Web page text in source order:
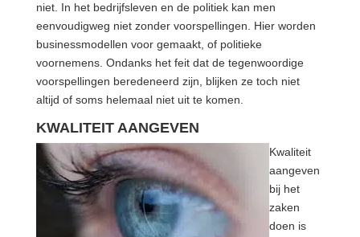
niet. In het bedrijfsleven en de politiek kan men
eenvoudigweg niet zonder voorspellingen. Hier worden
businessmodellen voor gemaakt, of politieke
voornemens. Ondanks het feit dat de tegenwoordige
voorspellingen beredeneerd zijn, blijken ze toch niet
altijd of soms helemaal niet uit te komen.
KWALITEIT AANGEVEN
Kwaliteit
aangeven
bij het
zaken
doen is